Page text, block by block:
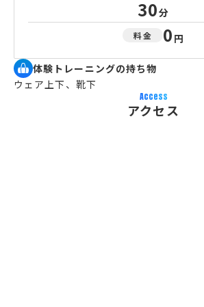
30分
料金 0 円
体験トレーニングの持ち物
ウェア上下、靴下
Access
アクセス